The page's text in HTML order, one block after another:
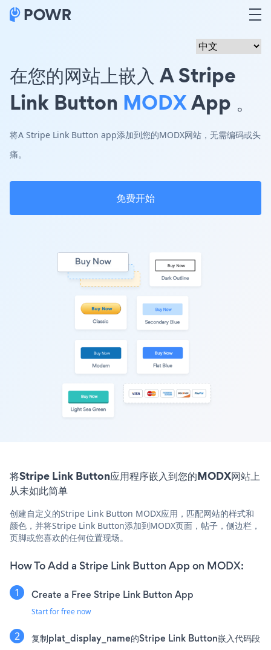
在您的网站上嵌入 A Stripe
Link Button MODXApp 。
将A Stripe Link Button app添加到您的MODX网站，无需编码或头
痛。
免费开始
将Stripe Link Button应用程序嵌入到您的MODX网站上
从未如此简单
创建自定义的Stripe Link Button MODX应用，匹配网站的样式和
颜色，并将Stripe Link Button添加到MODX页面，帖子，侧边栏，
页脚或您喜欢的任何位置现场。
How To Add a Stripe Link Button App on MODX:
Create a Free Stripe Link Button App
Start for free now
复制plat_display_name的Stripe Link Button嵌入代码段